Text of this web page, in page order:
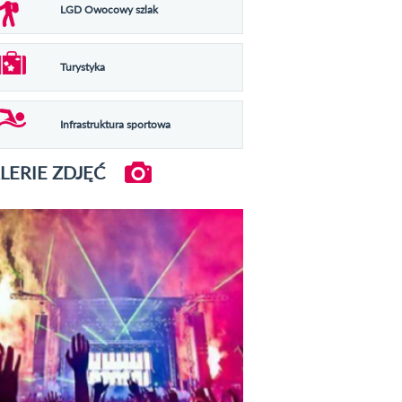
LGD Owocowy szlak
Turystyka
Infrastruktura sportowa
ZDJĘĆ